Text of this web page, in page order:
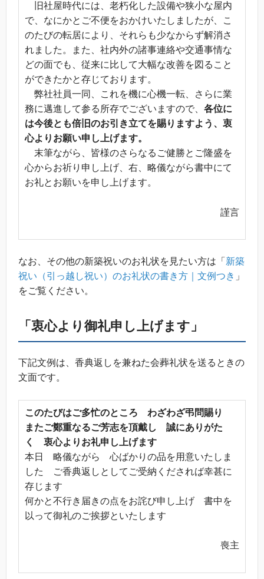
旧社屋時代には、老朽化した設備や狭小な屋内
で、なにかとご不便をおかけいたしましたが、こ
のたびの転居により、それらも少なからず解消さ
れました。また、社内外の諸事連絡や交通事情な
どの面でも、従来に比して大幅な改善を図ること
ができたかと存じております。
弊社社員一同、これを機に心機一転、さらに業
務に邁進して参る所存でございますので、 各位に
は今後とも倍旧のお引き立てを賜りますよう、衷
心よりお願い申し上げます。
末筆ながら、皆様のさらなるご健勝とご隆盛を
心からお祈り申し上げ、右、略儀ながら書中にて
お礼とお願いを申し上げます。
謹言
なお、その他の新築祝いのお礼状を見たい方は「 新築
祝い（引っ越し祝い）のお礼状の書き方｜文例つき 」
をご覧ください。
「衷心より御礼申し上げます」
下記文例は、香典返しを兼ねた会葬礼状を送るときの
文面です。
このたびはご多忙のところ わざわざ弔問賜り
またご鄭重なるご芳志を頂戴し 誠にありがた
く 衷心よりお礼申し上げます
本日 略儀ながら 心ばかりの品を用意いたしま
した ご香典返しとしてご受納くだされば幸甚に
存じます
何かと不行き届きの点をお詫び申し上げ 書中を
以って御礼のご挨拶といたします
喪主